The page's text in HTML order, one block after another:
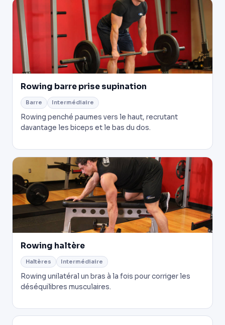
Rowing barre prise supination
Barre Intermédiaire
Rowing penché paumes vers le haut, recrutant
davantage les biceps et le bas du dos.
Rowing haltère
Haltères Intermédiaire
Rowing unilatéral un bras à la fois pour corriger les
déséquilibres musculaires.